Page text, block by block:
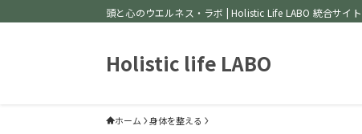
頭と心のウエルネス・ラボ | Holistic Life LABO 統合サイト
Holistic life LABO
ホーム 身体を整える